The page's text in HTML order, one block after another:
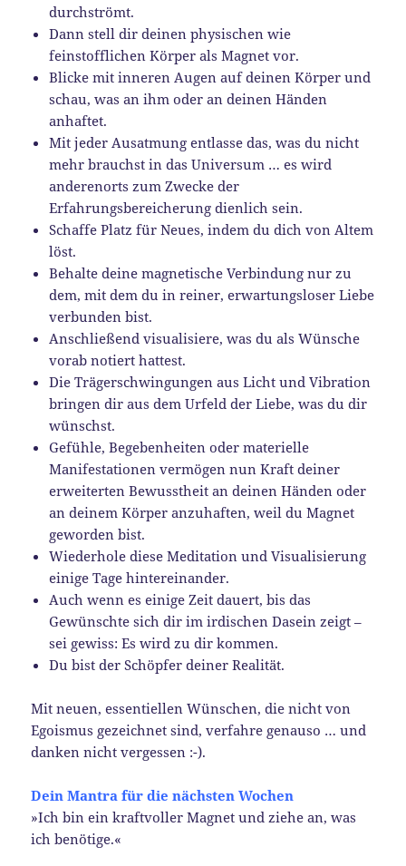
durchströmt.
Dann stell dir deinen physischen wie
feinstofflichen Körper als Magnet vor.
Blicke mit inneren Augen auf deinen Körper und
schau, was an ihm oder an deinen Händen
anhaftet.
Mit jeder Ausatmung entlasse das, was du nicht
mehr brauchst in das Universum … es wird
anderenorts zum Zwecke der
Erfahrungsbereicherung dienlich sein.
Schaffe Platz für Neues, indem du dich von Altem
löst.
Behalte deine magnetische Verbindung nur zu
dem, mit dem du in reiner, erwartungsloser Liebe
verbunden bist.
Anschließend visualisiere, was du als Wünsche
vorab notiert hattest.
Die Trägerschwingungen aus Licht und Vibration
bringen dir aus dem Urfeld der Liebe, was du dir
wünschst.
Gefühle, Begebenheiten oder materielle
Manifestationen vermögen nun Kraft deiner
erweiterten Bewusstheit an deinen Händen oder
an deinem Körper anzuhaften, weil du Magnet
geworden bist.
Wiederhole diese Meditation und Visualisierung
einige Tage hintereinander.
Auch wenn es einige Zeit dauert, bis das
Gewünschte sich dir im irdischen Dasein zeigt –
sei gewiss: Es wird zu dir kommen.
Du bist der Schöpfer deiner Realität.
Mit neuen, essentiellen Wünschen, die nicht von
Egoismus gezeichnet sind, verfahre genauso … und
danken nicht vergessen :-).
Dein Mantra für die nächsten Wochen
»Ich bin ein kraftvoller Magnet und ziehe an, was
ich benötige.«